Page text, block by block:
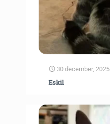
30 december, 2025
Eskil